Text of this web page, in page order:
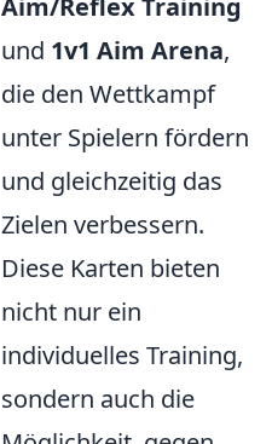
Aim/Reflex Training
und 1v1 Aim Arena,
die den Wettkampf
unter Spielern fördern
und gleichzeitig das
Zielen verbessern.
Diese Karten bieten
nicht nur ein
individuelles Training,
sondern auch die